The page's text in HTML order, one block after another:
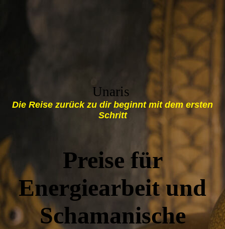
Unaris
Die Reise zurück zu dir beginnt mit dem ersten
Schritt
Preise für
Energiearbeit und
Schamanische